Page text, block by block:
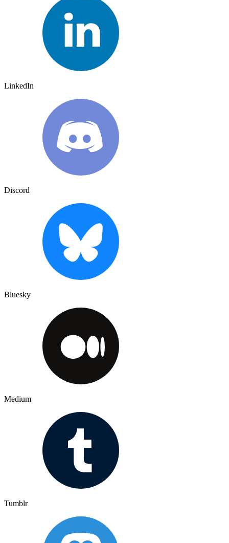
LinkedIn
Discord
Bluesky
Medium
Tumblr